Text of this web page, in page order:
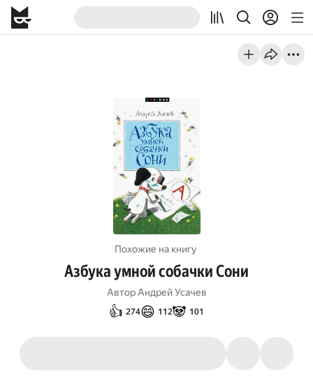
Похожие на книгу
Азбука умной собачки Сони
Автор Андрей Усачев
👍 274😄 112🐼 101